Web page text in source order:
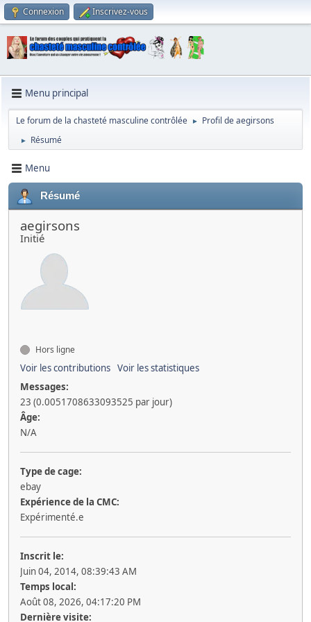
Connexion Inscrivez-vous
Menu principal
Le forum de la chasteté masculine contrôlée ► Profil de aegirsons
► Résumé
Menu
Résumé
aegirsons
Initié
Hors ligne
Voir les contributions Voir les statistiques
Messages:
23 (0.0051708633093525 par jour)
Âge:
N/A
Type de cage:
ebay
Expérience de la CMC:
Expérimenté.e
Inscrit le:
Juin 04, 2014, 08:39:43 AM
Temps local:
Août 08, 2026, 04:17:20 PM
Dernière visite: